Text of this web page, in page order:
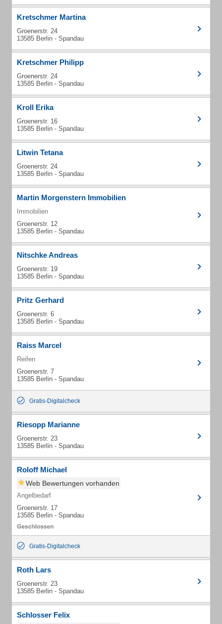
Kretschmer Martina
Groenerstr. 24
13585 Berlin - Spandau
Kretschmer Philipp
Groenerstr. 24
13585 Berlin - Spandau
Kroll Erika
Groenerstr. 16
13585 Berlin - Spandau
Litwin Tetana
Groenerstr. 24
13585 Berlin - Spandau
Martin Morgenstern Immobilien
Immobilien
Groenerstr. 12
13585 Berlin - Spandau
Nitschke Andreas
Groenerstr. 19
13585 Berlin - Spandau
Pritz Gerhard
Groenerstr. 6
13585 Berlin - Spandau
Raiss Marcel
Reifen
Groenerstr. 7
13585 Berlin - Spandau
Gratis-Digitalcheck
Riesopp Marianne
Groenerstr. 23
13585 Berlin - Spandau
Roloff Michael
Web Bewertungen vorhanden
Angelbedarf
Groenerstr. 17
13585 Berlin - Spandau
Gratis-Digitalcheck
Roth Lars
Groenerstr. 23
13585 Berlin - Spandau
Schlosser Felix